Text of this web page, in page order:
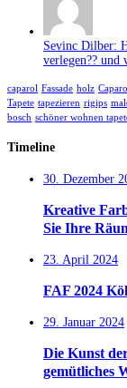
Sevinc Dilber:
verlegen?? und
caparol Fassade holz
Tapete tapezieren rigips
bosch schöner wohnen
Timeline
30. Dezember
Kreative
Sie Ihre
23. April 2024
FAF 2024
29. Januar 2024
Die Kunst
gemütliches